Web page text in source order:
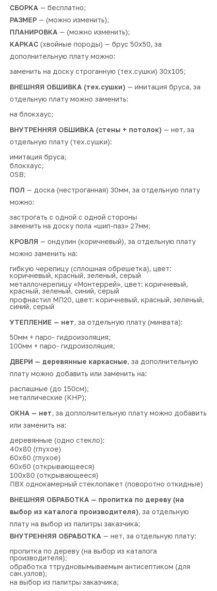
СБОРКА — бесплатно;
РАЗМЕР — (можно изменить);
ПЛАНИРОВКА — (можно изменить);
КАРКАС (хвойные породы) — брус 50х50, за
дополнительную плату можно:
заменить на доску строганную (тех.сушки) 30х105;
ВНЕШНЯЯ ОБШИВКА (тех.сушки) — имитация бруса, за
отдельную плату можно заменить:
на блокхаус;
ВНУТРЕННЯЯ ОБШИВКА (стены + потолок) — нет, за
отдельную плату (тех.сушки):
имитация бруса;
блокхаус;
OSB;
ПОЛ — доска (нестроганная) 30мм, за отдельную плату
можно:
застрогать с одной с одной стороны
заменить на доску пола «шип-паз» 27мм;
КРОВЛЯ — ондулин (коричневый), за отдельную плату
можно заменить на:
гибкую черепицу (сплошная обрешетка), цвет:
коричневый, красный, зеленый, серый
металлочерепицу «Монтеррей», цвет: коричневый,
красный, зеленый, синий, серый
профнастил МП20, цвет: коричневый, красный, зеленый,
синий, серый
УТЕПЛЕНИЕ — нет, за отдельную плату (минвата):
50мм + паро- гидроизоляция;
100мм + паро- гидроизоляция;
ДВЕРИ — деревянные каркасные, за дополнительную
плату можно добавить или заменить на:
распашные (до 150см);
металлические (КНР);
ОКНА — нет, за доплолнительную плату можно добавить
или заменить на:
деревянные (одно стекло):
40х80 (глухое)
60х60 (глухое)
60х60 (открывающееся)
100х80 (открывающееся)
ПВХ однокамерный стеклопакет (поворотно откидные)
ВНЕШНЯЯ ОБРАБОТКА — пропитка по дереву (на
выбор из каталога производителя), за отдельную
плату на выбор из палитры заказчика;
ВНУТРЕННЯЯ ОБРАБОТКА — нет, за отдельную плату:
пропитка по дереву (на выбор из каталога
производителя);
обработка ттрудновымываемым антисептиком (для
сан.узлов);
на выбор из палитры заказчика;